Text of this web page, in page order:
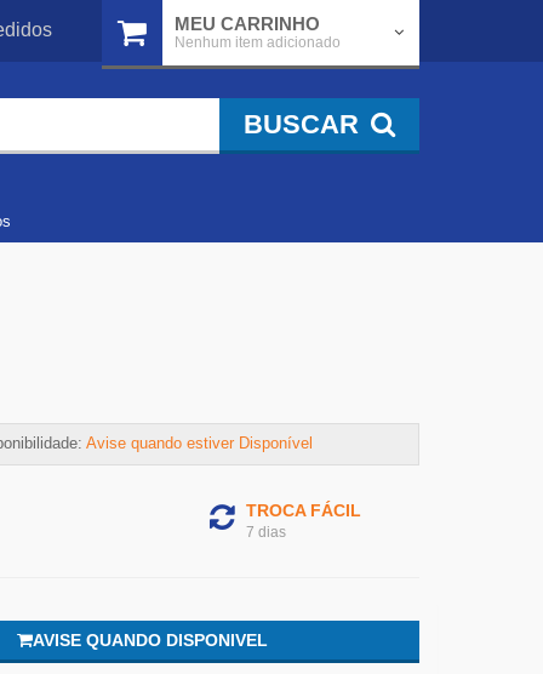
MEU CARRINHO
Nenhum item adicionado
BUSCAR
Avise quando estiver Disponível
TROCA FÁCIL
7 dias
AVISE QUANDO DISPONIVEL